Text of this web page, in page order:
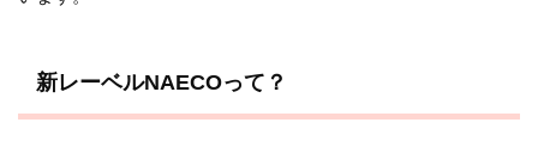
新レーベルNAECOって？